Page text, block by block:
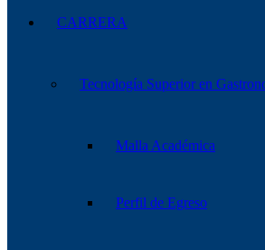
CARRERA
Tecnología Superior en
Malla Académica
Perfil de Egreso